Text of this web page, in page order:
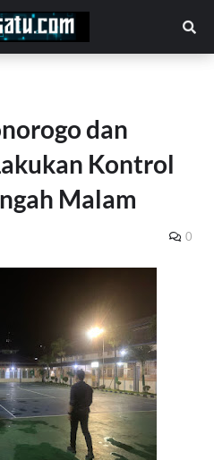
dan
Kontrol
Malam
0